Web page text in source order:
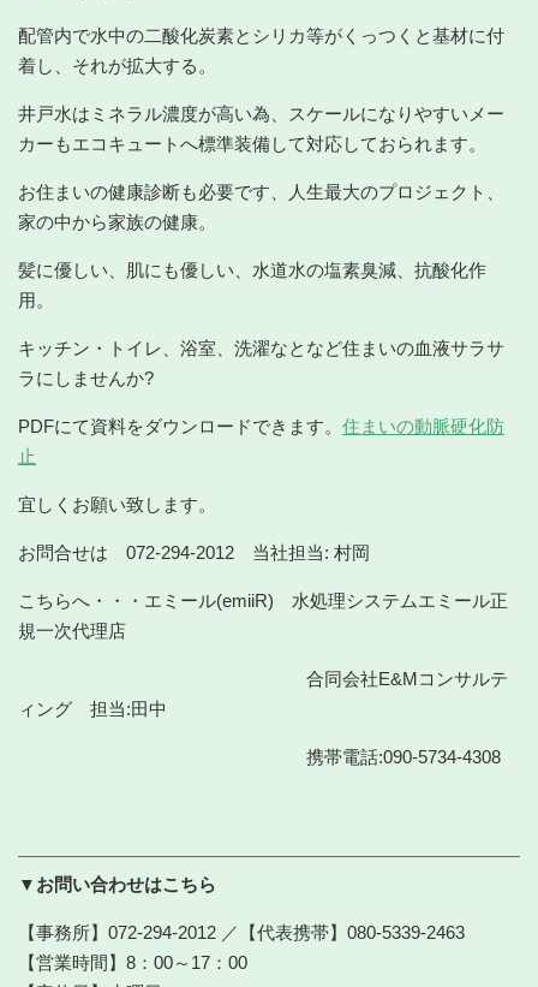
配管内で水中の二酸化炭素とシリカ等がくっつくと基材に付
着し、それが拡大する。
井戸水はミネラル濃度が高い為、スケールになりやすいメー
カーもエコキュートへ標準装備して対応しておられます。
お住まいの健康診断も必要です、人生最大のプロジェクト、
家の中から家族の健康。
髪に優しい、肌にも優しい、水道水の塩素臭減、抗酸化作
用。
キッチン・トイレ、浴室、洗濯なとなど住まいの血液サラサ
ラにしませんか?
PDFにて資料をダウンロードできます。 住まいの動脈硬化防
止
宜しくお願い致します。
お問合せは 072-294-2012 当社担当: 村岡
こちらへ・・・エミール(emiiR) 水処理システムエミール正
規一次代理店
合同会社E&Mコンサルテ
ィング 担当:田中
携帯電話:090-5734-4308
▼お問い合わせはこちら
【事務所】072-294-2012 ／【代表携帯】080-5339-2463
【営業時間】8：00～17：00